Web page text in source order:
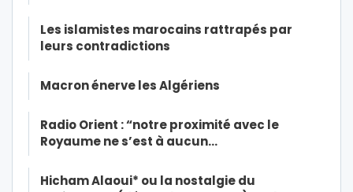
Les islamistes marocains rattrapés par
leurs contradictions
Macron énerve les Algériens
Radio Orient : “notre proximité avec le
Royaume ne s’est à aucun…
Hicham Alaoui* ou la nostalgie du